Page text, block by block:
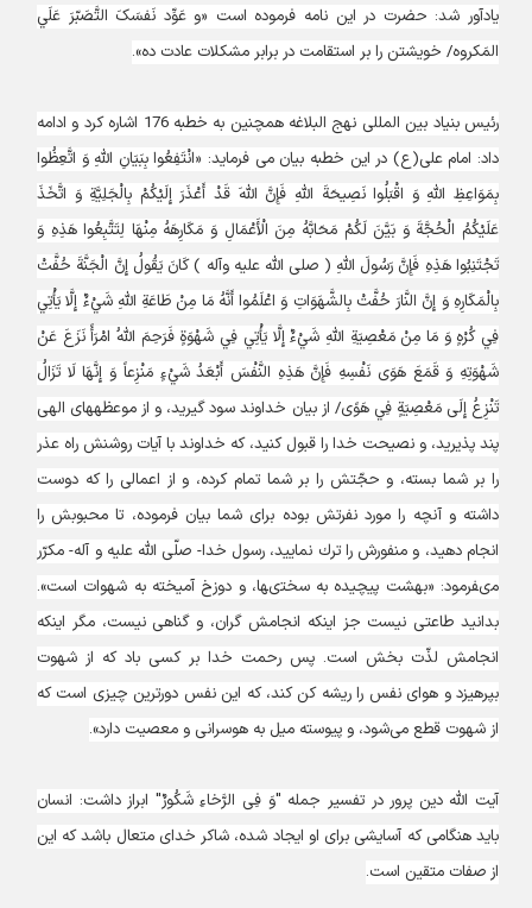
یادآور شد: حضرت در این نامه فرموده است «و عَوِّد نَفسَکَ التَّصَبّرَ عَلَي
المَکروه/ خويشتن را بر استقامت در برابر مشکلات عادت ده».
رئیس بنیاد بین المللی نهج البلاغه همچنین به خطبه 176 اشاره کرد و ادامه
داد: امام علی(ع) در این خطبه بیان می فرماید: «انْتَفِعُوا بِبَيَانِ اللَّهِ وَ اتَّعِظُوا
بِمَوَاعِظِ اللَّهِ وَ اقْبَلُوا نَصِيحَةَ اللَّهِ فَإِنَّ اللَّهَ قَدْ أَعْذَرَ إِلَيْكُمْ بِالْجَلِيَّةِ وَ اتَّخَذَ
عَلَيْكُمُ الْحُجَّةَ وَ بَيَّنَ لَكُمْ مَحَابَّهُ مِنَ الْأَعْمَالِ وَ مَكَارِهَهُ مِنْهَا لِتَتَّبِعُوا هَذِهِ وَ
تَجْتَنِبُوا هَذِهِ فَإِنَّ رَسُولَ اللَّهِ ( صلى الله عليه وآله ) كَانَ يَقُولُ إِنَّ الْجَنَّةَ حُفَّتْ
بِالْمَكَارِهِ وَ إِنَّ النَّارَ حُفَّتْ بِالشَّهَوَاتِ وَ اعْلَمُوا أَنَّهُ مَا مِنْ طَاعَةِ اللَّهِ شَيْ‏ءٌ إِلَّا يَأْتِي
فِي كُرْهٍ وَ مَا مِنْ مَعْصِيَةِ اللَّهِ شَيْ‏ءٌ إِلَّا يَأْتِي فِي شَهْوَةٍ فَرَحِمَ اللَّهُ امْرَأً نَزَعَ عَنْ
شَهْوَتِهِ وَ قَمَعَ هَوَى نَفْسِهِ فَإِنَّ هَذِهِ النَّفْسَ أَبْعَدُ شَيْ‏ءٍ مَنْزِعاً وَ إِنَّهَا لَا تَزَالُ
تَنْزِعُ إِلَى مَعْصِيَةٍ فِي هَوًى/ از بيان خداوند سود گيريد، و از موعظه‏هاى الهى
پند پذيريد، و نصيحت خدا را قبول كنيد، كه خداوند با آيات روشنش راه عذر
را بر شما بسته، و حجّتش را بر شما تمام كرده، و از اعمالی را که دوست
داشته و آنچه را مورد نفرتش بوده براى شما بيان فرموده، تا محبوبش را
انجام دهيد، و منفورش را ترك نماييد، رسول خدا- صلّى اللّه عليه و آله- مكرّر
مى‏فرمود: «بهشت پيچيده به سختى‏ها، و دوزخ آميخته به شهوات است».
بدانيد طاعتى نيست جز اينكه انجامش گران، و گناهى نيست‏، مگر اينكه
انجامش لذّت بخش است. پس رحمت خدا بر كسى باد كه از شهوت
بپرهیزد و هواى نفس را ريشه كن كند، كه اين نفس دورترين چيزى است كه
از شهوت قطع می‌شود، و پيوسته ميل به هوسرانى و معصيت دارد».
آیت الله دین پرور در تفسیر جمله "وَ فِى الرَّخاءِ شَكُورٌ" ابراز داشت: انسان
باید هنگامی که آسایشی برای او ایجاد شده، شاکر خدای متعال باشد که این
از صفات متقین است.